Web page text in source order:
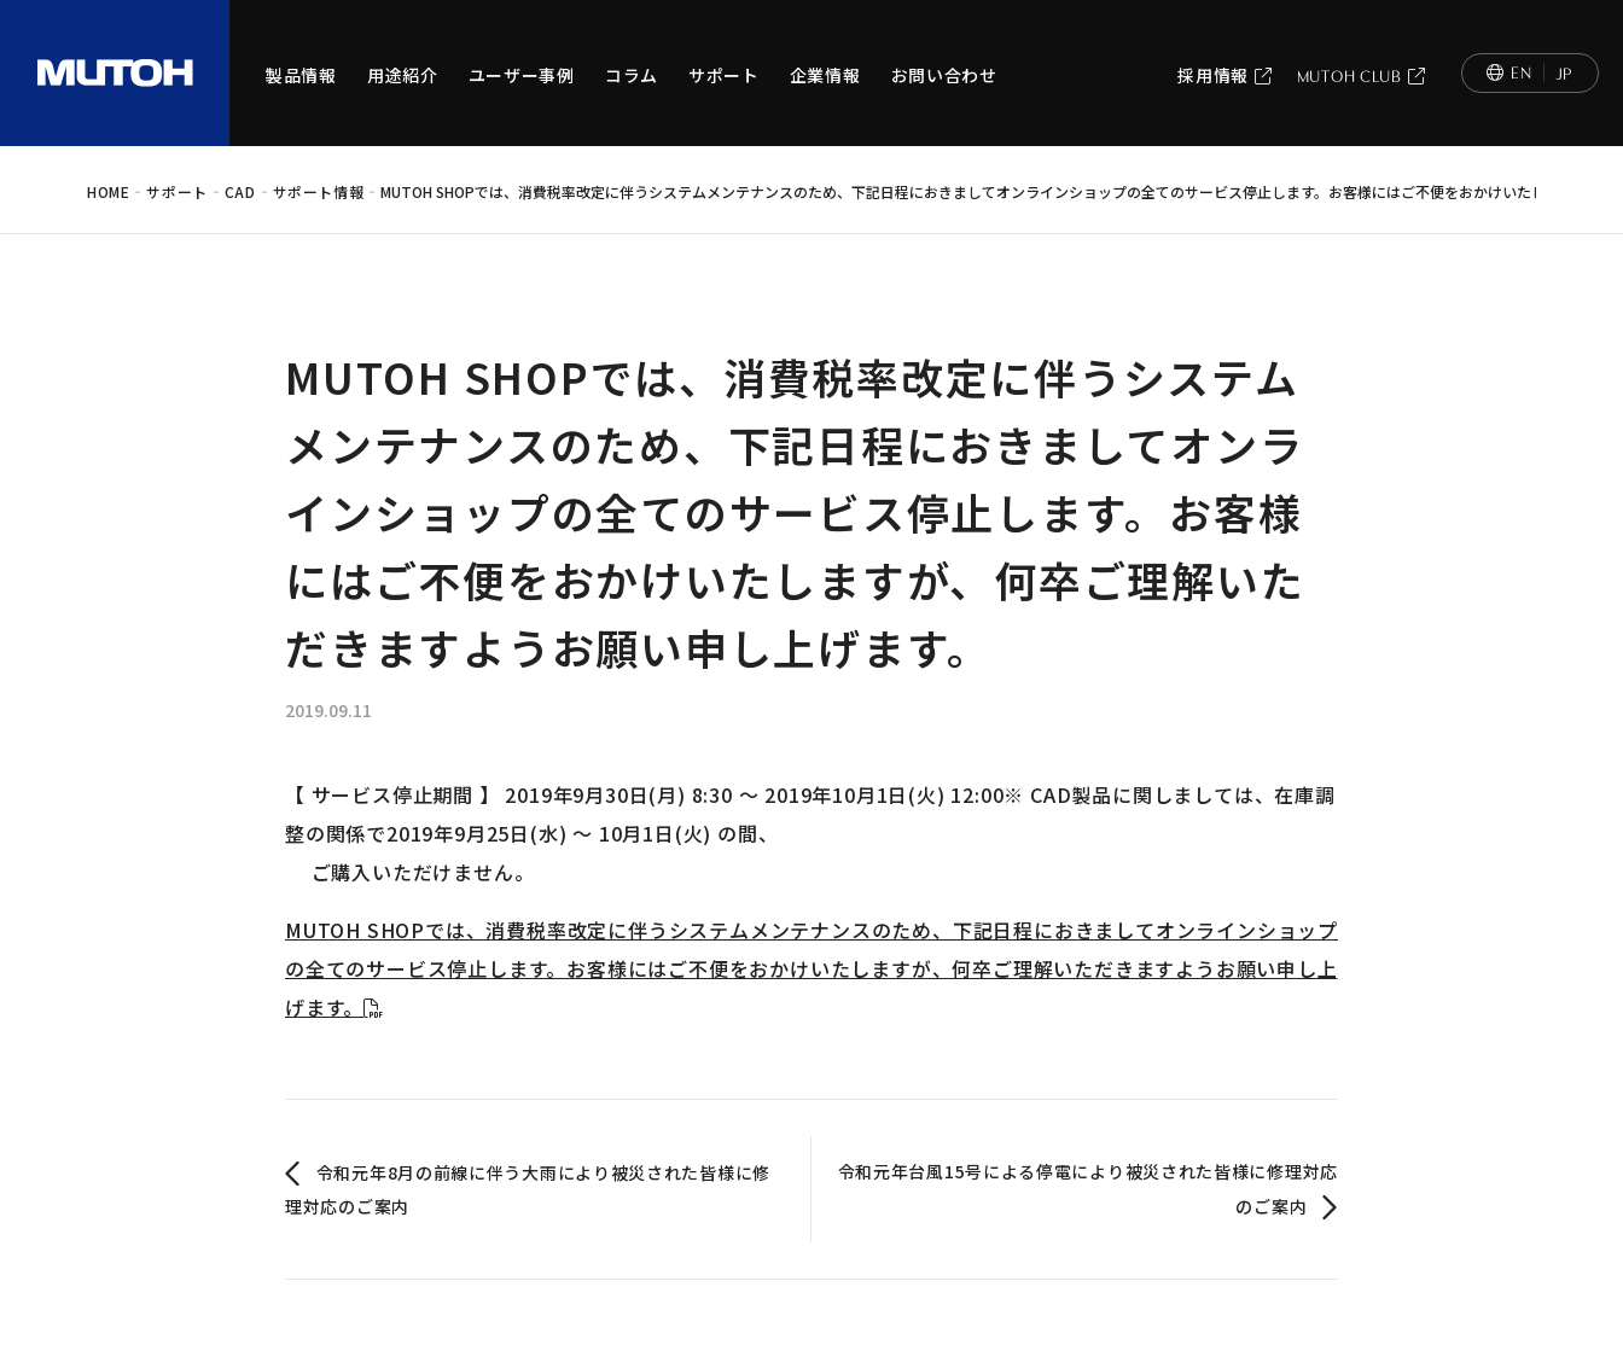
製品情報 用途紹介 ユーザー事例 コラム サポート 企業情報 お問い合わせ 採用情報 MUTOH CLUB EN JP
HOME -サポート - CAD - サポート情報 -MUTOH SHOPでは、消費税率改定に伴うシステムメンテナンスのため、下記日程におきましてオンラインショップの全てのサービス停止します。お客様にはご不便をおかけいたしますが、
MUTOH SHOPでは、消費税率改定に伴うシステム
メンテナンスのため、下記日程におきましてオンラ
インショップの全てのサービス停止します。お客様
にはご不便をおかけいたしますが、何卒ご理解いた
だきますようお願い申し上げます。
2019.09.11
【 サービス停止期間 】 2019年9月30日(月) 8:30 ～ 2019年10月1日(火) 12:00※ CAD製品に関しましては、在庫調
整の関係で2019年9月25日(水) ～ 10月1日(火) の間、
ご購入いただけません。
MUTOH SHOPでは、消費税率改定に伴うシステムメンテナンスのため、下記日程におきましてオンラインショップ
の全てのサービス停止します。お客様にはご不便をおかけいたしますが、何卒ご理解いただきますようお願い申し上
げます。
令和元年8月の前線に伴う大雨により被災された皆様に修
理対応のご案内
令和元年台風15号による停電により被災された皆様に修理対応
のご案内